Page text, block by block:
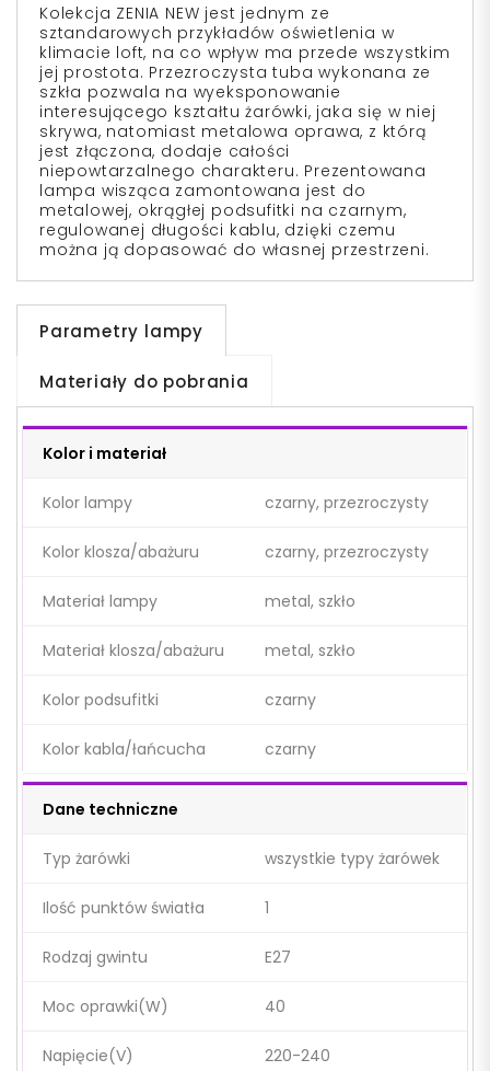
Kolekcja ZENIA NEW jest jednym ze
sztandarowych przykładów oświetlenia w
klimacie loft, na co wpływ ma przede wszystkim
jej prostota. Przezroczysta tuba wykonana ze
szkła pozwala na wyeksponowanie
interesującego kształtu żarówki, jaka się w niej
skrywa, natomiast metalowa oprawa, z którą
jest złączona, dodaje całości
niepowtarzalnego charakteru. Prezentowana
lampa wisząca zamontowana jest do
metalowej, okrągłej podsufitki na czarnym,
regulowanej długości kablu, dzięki czemu
można ją dopasować do własnej przestrzeni.
Parametry lampy
Materiały do pobrania
Kolor i materiał
Kolor lampy czarny, przezroczysty
Kolor klosza/abażuru czarny, przezroczysty
Materiał lampy metal, szkło
Materiał klosza/abażuru metal, szkło
Kolor podsufitki czarny
Kolor kabla/łańcucha czarny
Dane techniczne
Typ żarówki wszystkie typy żarówek
Ilość punktów światła 1
Rodzaj gwintu E27
Moc oprawki(W) 40
Napięcie(V) 220-240